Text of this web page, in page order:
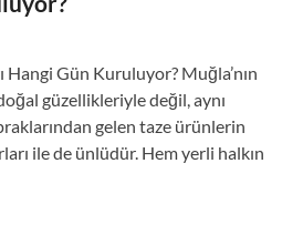
Hangi Gün Kuruluyor? Muğla’nın
güzellikleriyle değil, aynı
gelen taze ürünlerin
ile de ünlüdür. Hem yerli halkın